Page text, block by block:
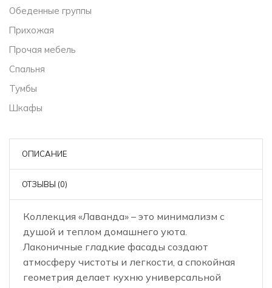
Обеденные группы
Прихожая
Прочая мебель
Спальня
Тумбы
Шкафы
ОПИСАНИЕ
ОТЗЫВЫ (0)
Коллекция «Лаванда» – это минимализм с
душой и теплом домашнего уюта.
Лаконичные гладкие фасады создают
атмосферу чистоты и легкости, а спокойная
геометрия делает кухню универсальной